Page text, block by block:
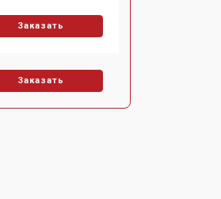
Заказать
Заказать